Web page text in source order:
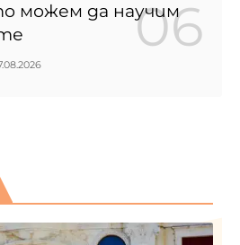
можем да научим